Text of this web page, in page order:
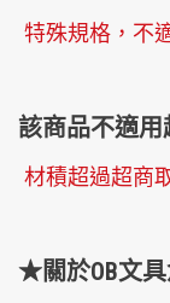
特殊規格，不
該商品不適
材積超過超商
★關於OB文